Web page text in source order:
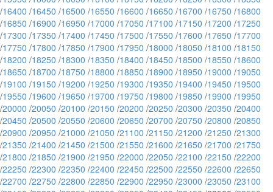
/16400 /16450 /16500 /16550 /16600 /16650 /16700 /16750 /16800
/16850 /16900 /16950 /17000 /17050 /17100 /17150 /17200 /17250
/17300 /17350 /17400 /17450 /17500 /17550 /17600 /17650 /17700
/17750 /17800 /17850 /17900 /17950 /18000 /18050 /18100 /18150
/18200 /18250 /18300 /18350 /18400 /18450 /18500 /18550 /18600
/18650 /18700 /18750 /18800 /18850 /18900 /18950 /19000 /19050
/19100 /19150 /19200 /19250 /19300 /19350 /19400 /19450 /19500
/19550 /19600 /19650 /19700 /19750 /19800 /19850 /19900 /19950
/20000 /20050 /20100 /20150 /20200 /20250 /20300 /20350 /20400
/20450 /20500 /20550 /20600 /20650 /20700 /20750 /20800 /20850
/20900 /20950 /21000 /21050 /21100 /21150 /21200 /21250 /21300
/21350 /21400 /21450 /21500 /21550 /21600 /21650 /21700 /21750
/21800 /21850 /21900 /21950 /22000 /22050 /22100 /22150 /22200
/22250 /22300 /22350 /22400 /22450 /22500 /22550 /22600 /22650
/22700 /22750 /22800 /22850 /22900 /22950 /23000 /23050 /23100